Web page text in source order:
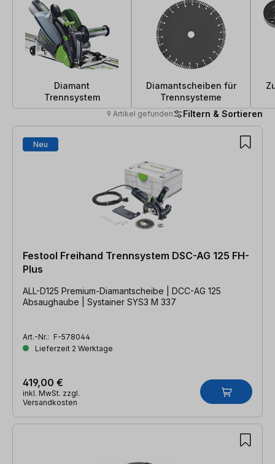
Diamant
Trennsystem
Diamantscheiben für
Trennsysteme
9 Artikel gefunden Filtern & Sortieren
9 Artikel gefunden
Neu
Festool Freihand Trennsystem DSC-AG 125 FH-
Plus
ALL-D125 Premium-Diamantscheibe | DCC-AG 125
Absaughaube | Systainer SYS3 M 337
Art.-Nr.: F-578044
Lieferzeit 2 Werktage
419,00 €
inkl. MwSt. zzgl.
Versandkosten